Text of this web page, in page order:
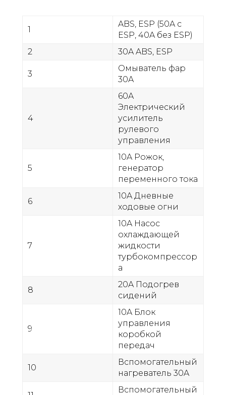
1
ABS, ESP (50A с
ESP, 40A без ESP)
2
30A ABS, ESP
3
Омыватель фар
30A
4
60A
Электрический
усилитель
рулевого
управления
5
10A Рожок,
генератор
переменного тока
6
10A Дневные
ходовые огни
7
10A Насос
охлаждающей
жидкости
турбокомпрессор
а
8
20A Подогрев
сидений
9
10A Блок
управления
коробкой
передач
10
Вспомогательный
нагреватель 30A
Вспомогательный